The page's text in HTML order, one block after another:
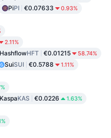
PiPI €0.07633 0.93%
2.11%
HashflowHFT €0.01215 58.74%
SuiSUI €0.5788 1.11%
KaspaKAS €0.0226 1.63%